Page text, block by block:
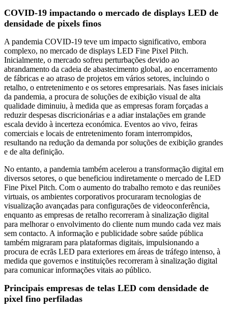
COVID-19 impactando o mercado de displays LED de
densidade de pixels finos
A pandemia COVID-19 teve um impacto significativo, embora
complexo, no mercado de displays LED Fine Pixel Pitch.
Inicialmente, o mercado sofreu perturbações devido ao
abrandamento da cadeia de abastecimento global, ao encerramento
de fábricas e ao atraso de projetos em vários setores, incluindo o
retalho, o entretenimento e os setores empresariais. Nas fases iniciais
da pandemia, a procura de soluções de exibição visual de alta
qualidade diminuiu, à medida que as empresas foram forçadas a
reduzir despesas discricionárias e a adiar instalações em grande
escala devido à incerteza económica. Eventos ao vivo, feiras
comerciais e locais de entretenimento foram interrompidos,
resultando na redução da demanda por soluções de exibição grandes
e de alta definição.
No entanto, a pandemia também acelerou a transformação digital em
diversos setores, o que beneficiou indiretamente o mercado de LED
Fine Pixel Pitch. Com o aumento do trabalho remoto e das reuniões
virtuais, os ambientes corporativos procuraram tecnologias de
visualização avançadas para configurações de videoconferência,
enquanto as empresas de retalho recorreram à sinalização digital
para melhorar o envolvimento do cliente num mundo cada vez mais
sem contacto. A informação e publicidade sobre saúde pública
também migraram para plataformas digitais, impulsionando a
procura de ecrãs LED para exteriores em áreas de tráfego intenso, à
medida que governos e instituições recorreram à sinalização digital
para comunicar informações vitais ao público.
Principais empresas de telas LED com densidade de
pixel fino perfiladas